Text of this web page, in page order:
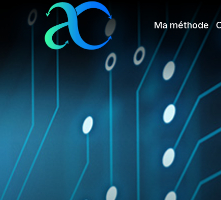
Ma méthode